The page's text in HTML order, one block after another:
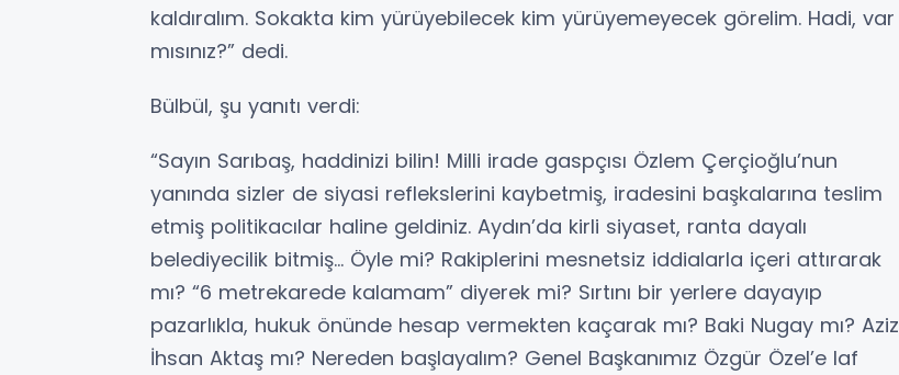
kaldıralım. Sokakta kim yürüyebilecek kim yürüyemeyecek görelim. Hadi, var
mısınız?” dedi.
Bülbül, şu yanıtı verdi:
“Sayın Sarıbaş, haddinizi bilin! Milli irade gaspçısı Özlem Çerçioğlu’nun
yanında sizler de siyasi reflekslerini kaybetmiş, iradesini başkalarına teslim
etmiş politikacılar haline geldiniz. Aydın’da kirli siyaset, ranta dayalı
belediyecilik bitmiş… Öyle mi? Rakiplerini mesnetsiz iddialarla içeri attırarak
mı? “6 metrekarede kalamam” diyerek mi? Sırtını bir yerlere dayayıp
pazarlıkla, hukuk önünde hesap vermekten kaçarak mı? Baki Nugay mı? Aziz
İhsan Aktaş mı? Nereden başlayalım? Genel Başkanımız Özgür Özel’e laf